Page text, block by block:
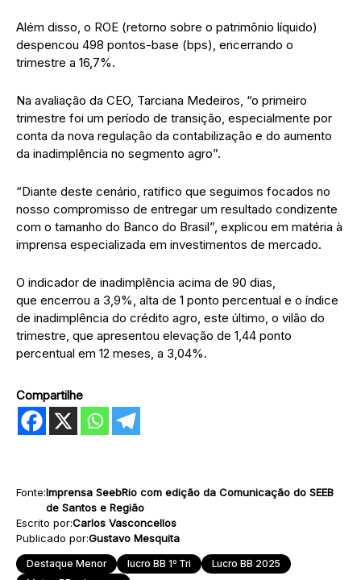
Além disso, o ROE (retorno sobre o patrimônio líquido)
despencou 498 pontos-base (bps), encerrando o
trimestre a 16,7%.
Na avaliação da CEO, Tarciana Medeiros, “o primeiro
trimestre foi um período de transição, especialmente por
conta da nova regulação da contabilização e do aumento
da inadimplência no segmento agro”.
“Diante deste cenário, ratifico que seguimos focados no
nosso compromisso de entregar um resultado condizente
com o tamanho do Banco do Brasil”, explicou em matéria à
imprensa especializada em investimentos de mercado.
O indicador de inadimplência acima de 90 dias,
que encerrou a 3,9%, alta de 1 ponto percentual e o índice
de inadimplência do crédito agro, este último, o vilão do
trimestre, que apresentou elevação de 1,44 ponto
percentual em 12 meses, a 3,04%.
Compartilhe
Fonte:Imprensa SeebRio com edição da Comunicação do SEEB
de Santos e Região
Escrito por:Carlos Vasconcellos
Publicado por:Gustavo Mesquita
Destaque Menor lucro BB 1º Tri
Lucro BB 2025